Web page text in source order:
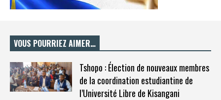
VOUS POURRIEZ AIMER…
Tshopo : Élection de nouveaux membres
de la coordination estudiantine de
l’Université Libre de Kisangani